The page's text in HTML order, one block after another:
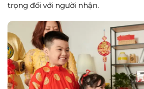
trọng đối với người nhận.